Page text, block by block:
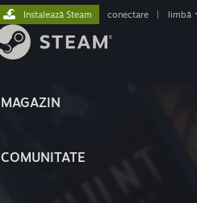
MAGAZIN
COMUNITATE
Instalează Steam conectare limbă